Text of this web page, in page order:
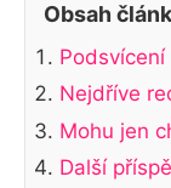
Obsah
Nejdříve
Mohu jen
Další